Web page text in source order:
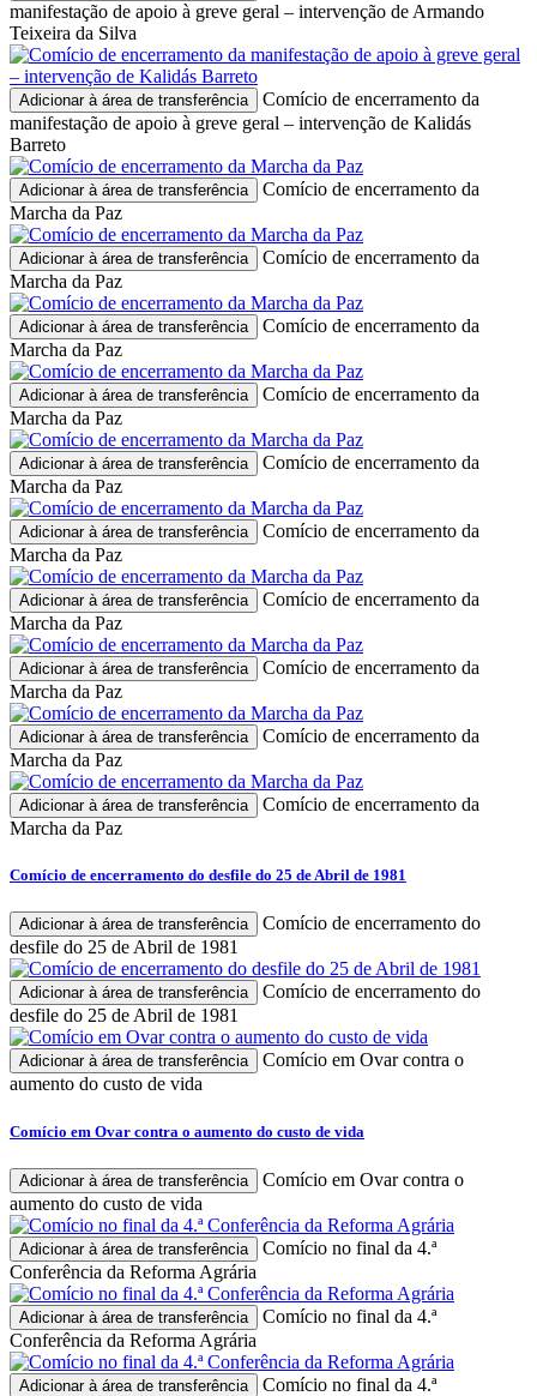
manifestação de apoio à greve geral – intervenção de Armando
Teixeira da Silva
Adicionar à área de transferência
Comício de encerramento da
manifestação de apoio à greve geral – intervenção de Kalidás
Barreto
Adicionar à área de transferência
Comício de encerramento da
Marcha da Paz
Adicionar à área de transferência
Comício de encerramento da
Marcha da Paz
Adicionar à área de transferência
Comício de encerramento da
Marcha da Paz
Adicionar à área de transferência
Comício de encerramento da
Marcha da Paz
Adicionar à área de transferência
Comício de encerramento da
Marcha da Paz
Adicionar à área de transferência
Comício de encerramento da
Marcha da Paz
Adicionar à área de transferência
Comício de encerramento da
Marcha da Paz
Adicionar à área de transferência
Comício de encerramento da
Marcha da Paz
Adicionar à área de transferência
Comício de encerramento da
Marcha da Paz
Adicionar à área de transferência
Comício de encerramento da
Marcha da Paz
Comício de encerramento do desfile do 25 de Abril de 1981
Adicionar à área de transferência
Comício de encerramento do
desfile do 25 de Abril de 1981
Adicionar à área de transferência
Comício de encerramento do
desfile do 25 de Abril de 1981
Adicionar à área de transferência
Comício em Ovar contra o
aumento do custo de vida
Comício em Ovar contra o aumento do custo de vida
Adicionar à área de transferência
Comício em Ovar contra o
aumento do custo de vida
Adicionar à área de transferência
Comício no final da 4.ª
Conferência da Reforma Agrária
Adicionar à área de transferência
Comício no final da 4.ª
Conferência da Reforma Agrária
Adicionar à área de transferência
Comício no final da 4.ª